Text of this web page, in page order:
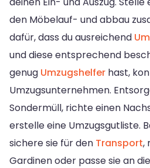
den Möbelauf- und abbau
dafür, dass du ausreichend
und diese entsprechend
genug Umzugshelfer hast,
Umzugsunternehmen.
Sondermüll, richte einen
erstelle eine Umzugsgutliste.
sichere sie für den Transport,
Gardinen oder passe sie an